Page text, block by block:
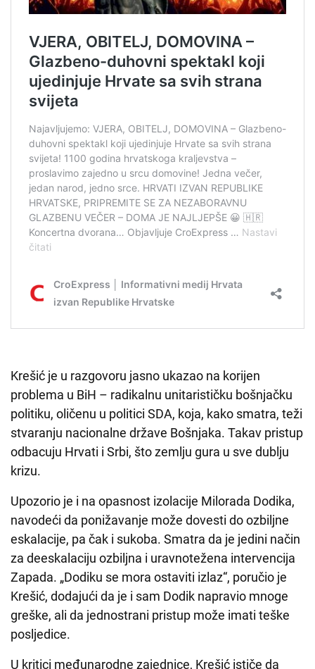
Krešić je u razgovoru jasno ukazao na korijen
problema u BiH – radikalnu unitarističku bošnjačku
politiku, oličenu u politici SDA, koja, kako smatra, teži
stvaranju nacionalne države Bošnjaka. Takav pristup
odbacuju Hrvati i Srbi, što zemlju gura u sve dublju
krizu.
Upozorio je i na opasnost izolacije Milorada Dodika,
navodeći da ponižavanje može dovesti do ozbiljne
eskalacije, pa čak i sukoba. Smatra da je jedini način
za deeskalaciju ozbiljna i uravnotežena intervencija
Zapada. „Dodiku se mora ostaviti izlaz“, poručio je
Krešić, dodajući da je i sam Dodik napravio mnoge
greške, ali da jednostrani pristup može imati teške
posljedice.
U kritici međunarodne zajednice, Krešić ističe da